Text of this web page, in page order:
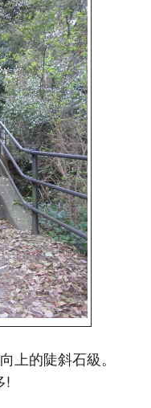
上的陡斜石級。
!